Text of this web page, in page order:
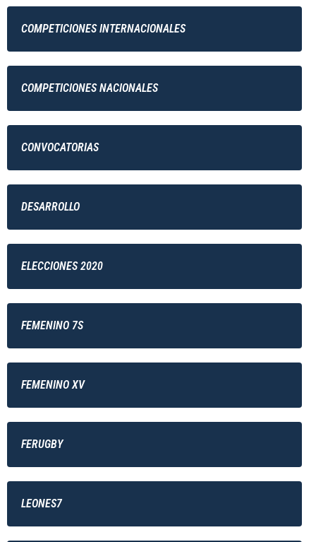
COMPETICIONES INTERNACIONALES
COMPETICIONES NACIONALES
CONVOCATORIAS
DESARROLLO
ELECCIONES 2020
FEMENINO 7S
FEMENINO XV
FERUGBY
LEONES7